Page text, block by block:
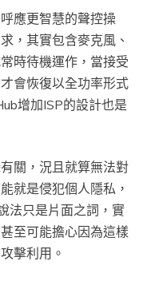
應更智慧的聲控操
，其實包含麥克風、
時待機運作，當接受
會恢復以全功率形式
增加ISP的設計也是
關，況且就算無法對
就是侵犯個人隱私，
法只是片面之詞，實
至可能擔心因為這樣
擊利用。